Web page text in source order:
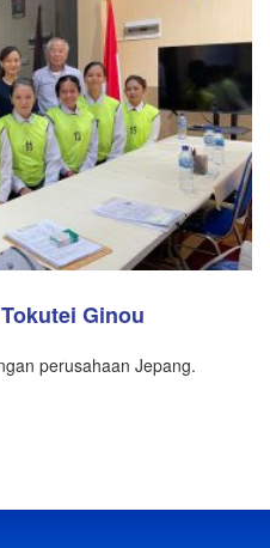
Ginou
perusahaan Jepang.